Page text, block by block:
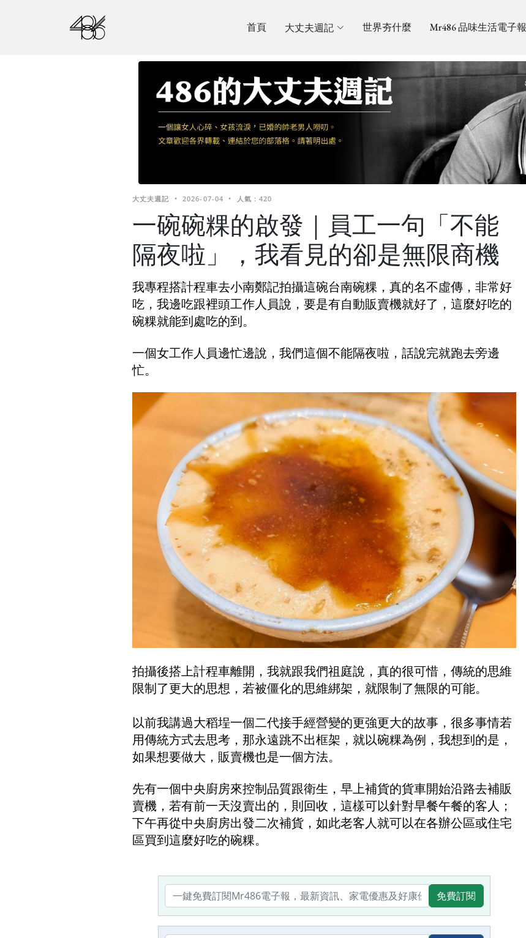
首頁 大丈夫週記 世界夯什麼 Mr486 品味生活電子報
大丈夫週記 • 2026-07-04 • 人氣 : 420
一碗碗粿的啟發｜員工一句「不能
隔夜啦」，我看見的卻是無限商機
我專程搭計程車去小南鄭記拍攝這碗台南碗粿，真的名不虛傳，非常好
吃，我邊吃跟裡頭工作人員說，要是有自動販賣機就好了，這麼好吃的
碗粿就能到處吃的到。
一個女工作人員邊忙邊說，我們這個不能隔夜啦，話說完就跑去旁邊
忙。
拍攝後搭上計程車離開，我就跟我們祖庭說，真的很可惜，傳統的思維
限制了更大的思想，若被僵化的思維綁架，就限制了無限的可能。
以前我講過大稻埕一個二代接手經營變的更強更大的故事，很多事情若
用傳統方式去思考，那永遠跳不出框架，就以碗粿為例，我想到的是，
如果想要做大，販賣機也是一個方法。
先有一個中央廚房來控制品質跟衛生，早上補貨的貨車開始沿路去補販
賣機，若有前一天沒賣出的，則回收，這樣可以針對早餐午餐的客人；
下午再從中央廚房出發二次補貨，如此老客人就可以在各辦公區或住宅
區買到這麼好吃的碗粿。
免費訂閱